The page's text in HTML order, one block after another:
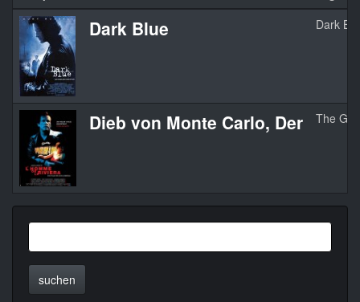
Dark Blue Dark
Dieb von Monte Carlo, Der The
suchen